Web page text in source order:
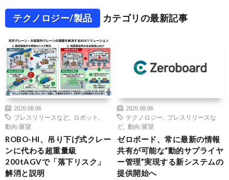
テクノロジー/製品 カテゴリの最新記事
2026.08.06
プレスリリースなど
ロボット
動向/展望
ROBO-HI、吊り下げ式クレー
ンに代わる超重量級
200tAGVで「落下リスク」
解消と説明
2026.08.06
テクノロジー
プレスリリースな
ど
動向/展望
ゼロボード、常に最新の情報
共有が可能な“動的サプライヤ
ー管理”実現する新システムの
提供開始へ